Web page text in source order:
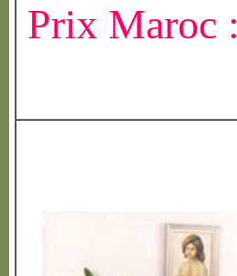
Prix Maroc :